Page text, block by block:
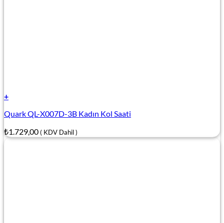
+
Quark QL-X007D-3B Kadın Kol Saati
₺1.729,00( KDV Dahil )